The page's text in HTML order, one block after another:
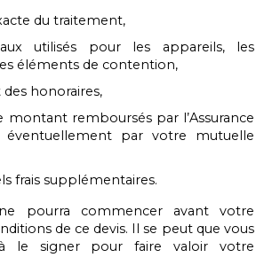
du traitement,
utilisés pour les appareils, les
éléments de contention,
honoraires,
montant remboursés par l’Assurance
éventuellement par votre mutuelle
frais supplémentaires.
pourra commencer avant votre
de ce devis. Il se peut que vous
le signer pour faire valoir votre